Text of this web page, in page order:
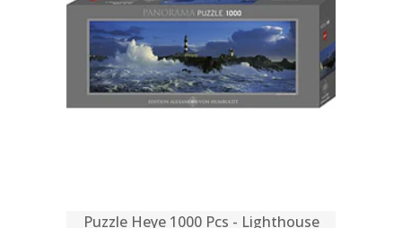
Puzzle Heye 1000 Pcs - Lighthouse